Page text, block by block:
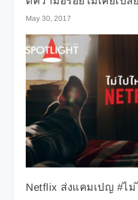
May 30, 2017
Netflix ส่งแคมเปญ #ไ